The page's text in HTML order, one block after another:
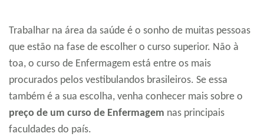
Trabalhar na área da saúde é o sonho de muitas pessoas
que estão na fase de escolher o curso superior. Não à
toa, o curso de Enfermagem está entre os mais
procurados pelos vestibulandos brasileiros. Se essa
também é a sua escolha, venha conhecer mais sobre o
preço de um curso de Enfermagem nas principais
faculdades do país.